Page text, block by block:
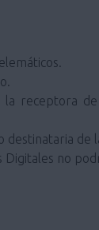
receptora
no